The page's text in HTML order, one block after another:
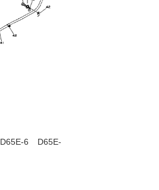
D65E-6
D65E-